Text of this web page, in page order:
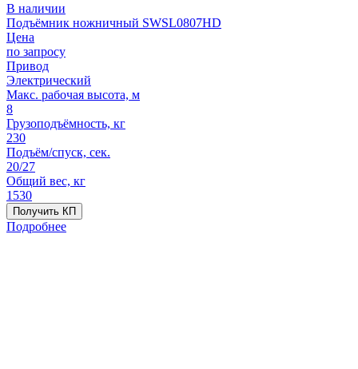
В наличии
Подъёмник ножничный SWSL0807HD
Цена
по запросу
Привод
Электрический
Макс. рабочая высота, м
8
Грузоподъёмность, кг
230
Подъём/спуск, сек.
20/27
Общий вес, кг
1530
Получить КП
Подробнее